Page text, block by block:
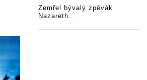
Zemřel bývalý zpěvák
Nazareth...